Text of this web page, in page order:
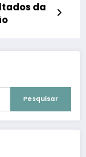
da
Pesquisar